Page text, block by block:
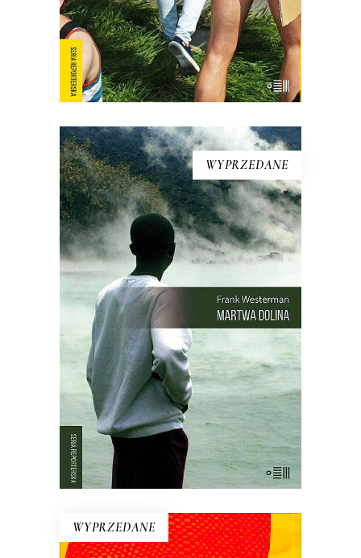
E-BOOK DO KOSZYKA
WYPRZEDANE
MARTWA DOLINA
21 sierpnia 1986 roku z doliny w
Kamerunie zniknęło życie. Kurczaki,
pawiany, zebu i ptaki leżały martwe w
trawie – tak samo jak dwa tysiące
mężczyzn, kobiet i dzieci. Chaty i
drzewa palmowe stały nietknięte. Takie
są fakty. Ale co się wydarzyło?
WYPRZEDANE